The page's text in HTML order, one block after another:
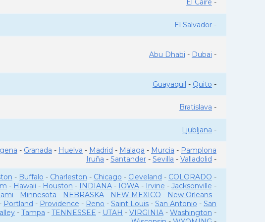
El Caire -
El Salvador -
Abu Dhabi - Dubai -
Guayaquil - Quito -
Bratislava -
Ljubljana -
- Granada - Huelva - Madrid - Malaga - Murcia - Pamplona
Iruña - Santander - Sevilla - Valladolid -
- Buffalo - Charleston - Chicago - Cleveland - COLORADO -
- Hawaii - Houston - INDIANA - IOWA - Irvine - Jacksonville -
- Minnesota - NEBRASKA - NEW MEXICO - New Orleans -
Portland - Providence - Reno - Saint Louis - San Antonio - San
- Tampa - TENNESSEE - UTAH - VIRGINIA - Washington -